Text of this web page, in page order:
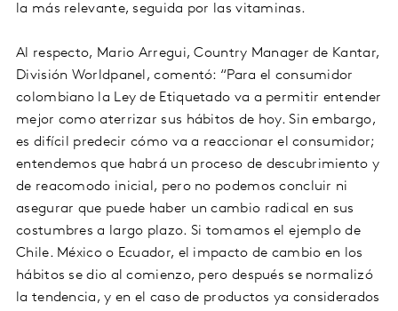
la más relevante, seguida por las vitaminas.
Al respecto, Mario Arregui, Country Manager de Kantar,
División Worldpanel, comentó: “Para el consumidor
colombiano la Ley de Etiquetado va a permitir entender
mejor como aterrizar sus hábitos de hoy. Sin embargo,
es difícil predecir cómo va a reaccionar el consumidor;
entendemos que habrá un proceso de descubrimiento y
de reacomodo inicial, pero no podemos concluir ni
asegurar que puede haber un cambio radical en sus
costumbres a largo plazo. Si tomamos el ejemplo de
Chile. México o Ecuador, el impacto de cambio en los
hábitos se dio al comienzo, pero después se normalizó
la tendencia, y en el caso de productos ya considerados